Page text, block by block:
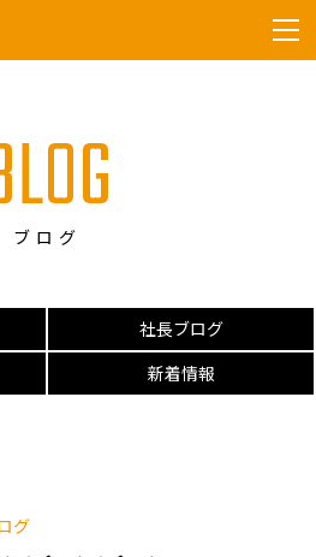
ブログ
社長ブログ
新着情報
グ